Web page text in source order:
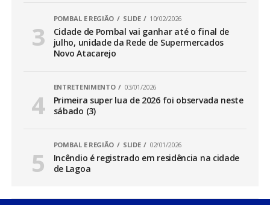
POMBAL E REGIÃO SLIDE 10/02/2026
Cidade de Pombal vai ganhar até o final de
julho, unidade da Rede de Supermercados
Novo Atacarejo
ENTRETENIMENTO 03/01/2026
Primeira super lua de 2026 foi observada neste
sábado (3)
POMBAL E REGIÃO SLIDE 02/01/2026
Incêndio é registrado em residência na cidade
de Lagoa